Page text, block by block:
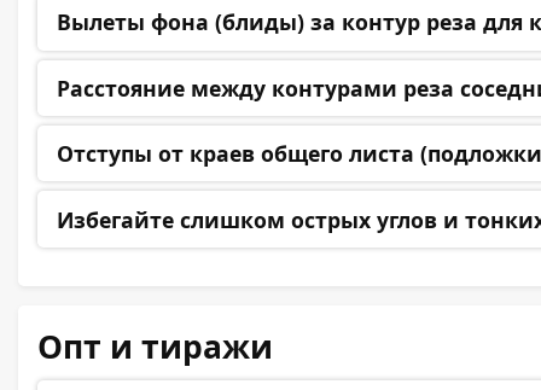
Вылеты фона (блиды) за контур реза для
Расстояние между контурами реза
Отступы от краев общего листа
Избегайте слишком острых углов и
Опт и тиражи